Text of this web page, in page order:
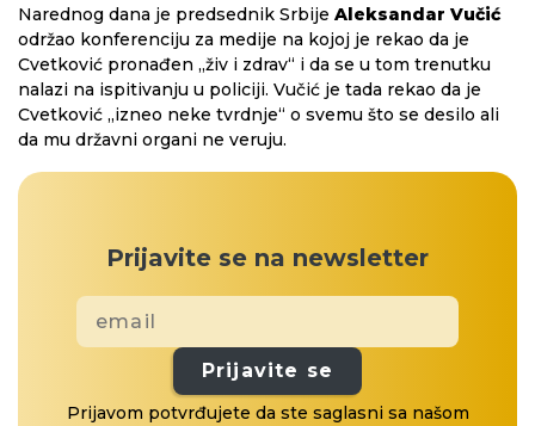
Narednog dana je predsednik Srbije Aleksandar Vučić
održao konferenciju za medije na kojoj je rekao da je
Cvetković pronađen „živ i zdrav“ i da se u tom trenutku
nalazi na ispitivanju u policiji. Vučić je tada rekao da je
Cvetković „izneo neke tvrdnje“ o svemu što se desilo ali
da mu državni organi ne veruju.
Prijavite se na newsletter
Prijavite se
Prijavom potvrđujete da ste saglasni sa našom